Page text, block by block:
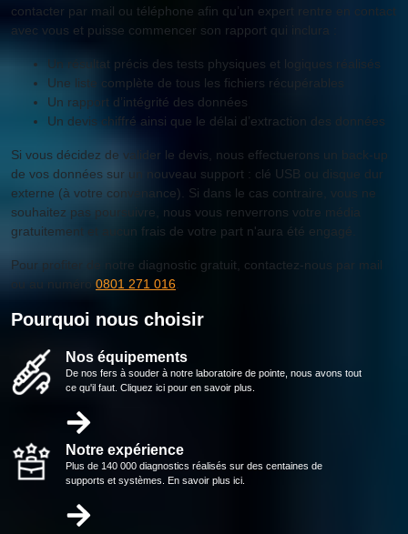
contacter par mail ou téléphone afin qu’un expert rentre en contact
avec vous et puisse commencer son rapport qui inclura :
Un résultat précis des tests physiques et logiques réalisés
Une liste complète de tous les fichiers récupérables
Un rapport d’intégrité des données
Un devis chiffré ainsi que le délai d’extraction des données
Si vous décidez de valider le devis, nous effectuerons un back-up
de vos données sur un nouveau support : clé USB ou disque dur
externe (à votre convenance). Si dans le cas contraire, vous ne
souhaitez pas poursuivre, nous vous renverrons votre média
gratuitement et aucun frais de votre part n'aura été engagé.
Pour profiter de notre diagnostic gratuit, contactez-nous par mail
ou au numéro
0801 271 016
Pourquoi nous choisir
Nos équipements
De nos fers à souder à notre laboratoire de pointe, nous avons tout
ce qu'il faut. Cliquez ici pour en savoir plus.
Notre expérience
Plus de 140 000 diagnostics réalisés sur des centaines de
supports et systèmes. En savoir plus ici.